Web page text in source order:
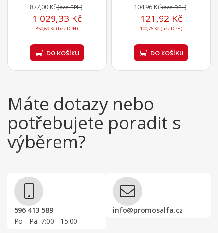
877,00 Kč(bez DPH)
1 029,33 Kč
850,69 Kč (bez DPH)
DO KOŠÍKU
104,96 Kč(bez DPH)
121,92 Kč
100,76 Kč (bez DPH)
DO KOŠÍKU
Máte dotazy nebo
potřebujete poradit s
výběrem?
596 413 589
Po - Pá: 7:00 - 15:00
info@promosalfa.cz